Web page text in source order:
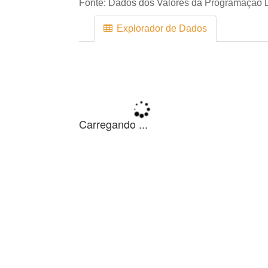
Fonte: Dados dos Valores da Programação
Explorador de Dados